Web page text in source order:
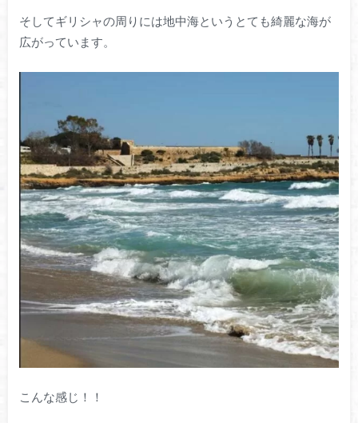
そしてギリシャの周りには地中海というとても綺麗な海が
広がっています。
こんな感じ！！